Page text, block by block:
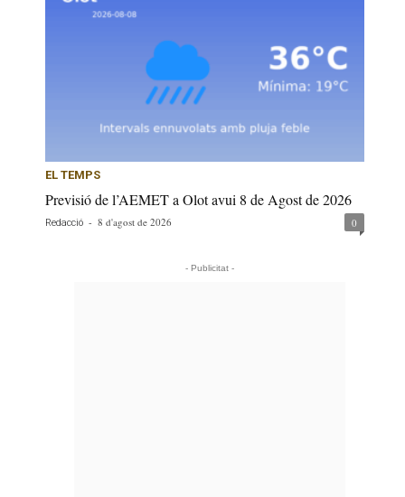
EL TEMPS
Previsió de l’AEMET a Olot avui 8 de Agost de 2026
Redacció - 8 d'agost de 2026 0
- Publicitat -